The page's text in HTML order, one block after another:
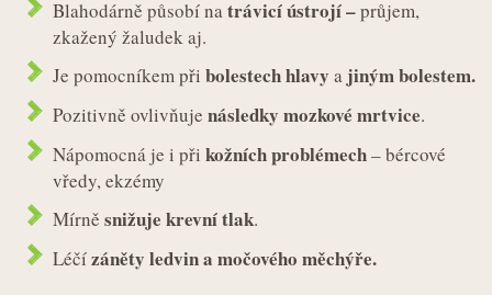
Blahodárně působí natrávicí ústrojí –průjem,
zkažený žaludek aj.
Je pomocníkem při bolestech hlavy a jiným bolestem.
Pozitivně ovlivňuje následky mozkové mrtvice.
Nápomocná je i při kožních problémech– bércové
vředy, ekzémy
Mírně snižuje krevní tlak.
Léčízáněty ledvin a močového měchýře.